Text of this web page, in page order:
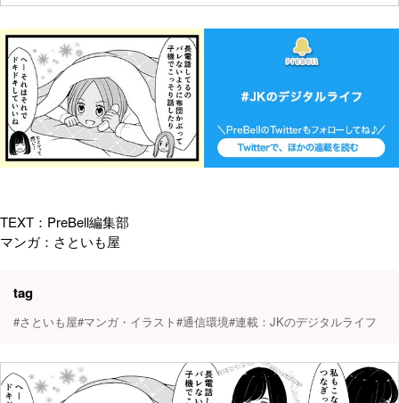
TEXT：PreBell編集部
マンガ：さといも屋
tag
#さといも屋#マンガ・イラスト#通信環境#連載：JKのデジタルライフ